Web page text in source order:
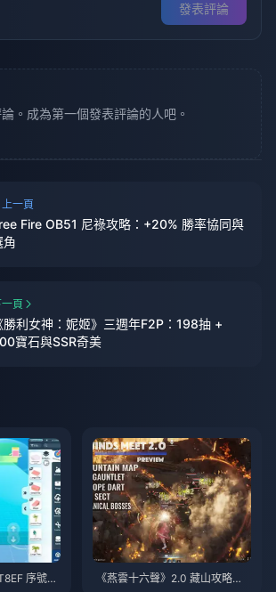
發表評論
。成為第一個發表評論的人吧。
上一頁
Fire OB51 尼祿攻略：+20% 勝率協同與
角
頁
勝利女神：妮姬》三週年F2P：198抽 +
寶石與SSR奇美
序號以
《燕雲十六聲》2.0 藏山攻略指